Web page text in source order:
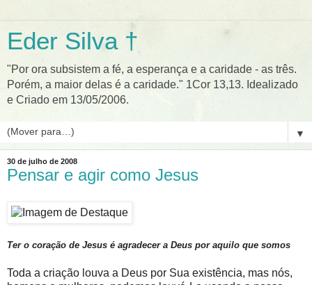
Eder Silva †
"Por ora subsistem a fé, a esperança e a caridade - as três.
Porém, a maior delas é a caridade." 1Cor 13,13. Idealizado
e Criado em 13/05/2006.
▼
30 de julho de 2008
Pensar e agir como Jesus
Ter o coração de Jesus é agradecer a Deus por aquilo que somos
Toda a criação louva a Deus por Sua existência, mas nós,